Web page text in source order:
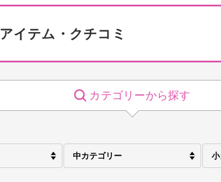
アイテム・クチコミ
カテゴリーから探す